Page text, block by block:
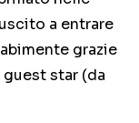
a entrare
grazie
star (da